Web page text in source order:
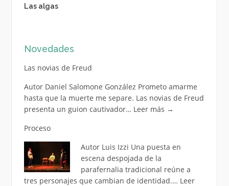
Las algas
Novedades
Las novias de Freud
Autor Daniel Salomone González Prometo amarme
hasta que la muerte me separe. Las novias de Freud
presenta un guion cautivador… Leer más →
Proceso
Autor Luis Izzi Una puesta en
escena despojada de la
parafernalia tradicional reúne a
tres personajes que cambian de identidad.… Leer